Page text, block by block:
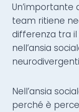
Un’importante
team ritiene
differenza tra
nell’ansia
Nell’ansia
perché è